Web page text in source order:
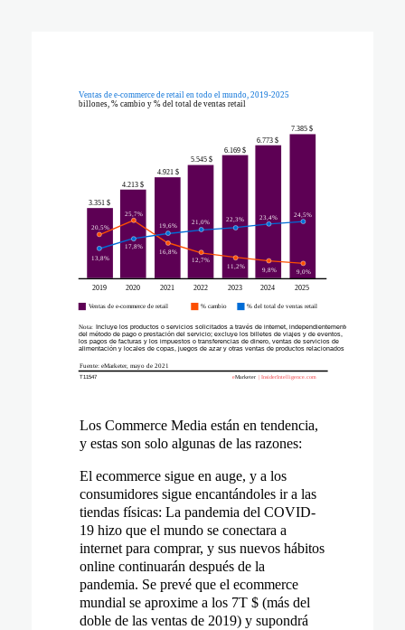
Los Commerce Media están en tendencia,
y estas son solo algunas de las razones:
El ecommerce sigue en auge, y a los
consumidores sigue encantándoles ir a las
tiendas físicas: La pandemia del COVID-
19 hizo que el mundo se conectara a
internet para comprar, y sus nuevos hábitos
online continuarán después de la
pandemia. Se prevé que el ecommerce
mundial se aproxime a los 7T $ (más del
doble de las ventas de 2019) y supondrá